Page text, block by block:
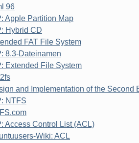
96
Apple Partition Map
Hybrid CD
FAT File System
8.3-Dateinamen
Extended File System
and Implementation of the Second
NTFS
Access Control List (ACL)
Wiki: ACL